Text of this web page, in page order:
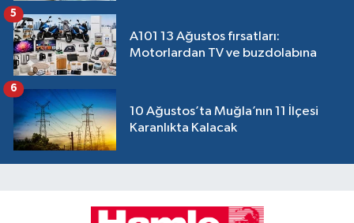
A101 13 Ağustos fırsatları:
Motorlardan TV ve buzdolabına
5
10 Ağustos’ta Muğla’nın 11 İlçesi
Karanlıkta Kalacak
6